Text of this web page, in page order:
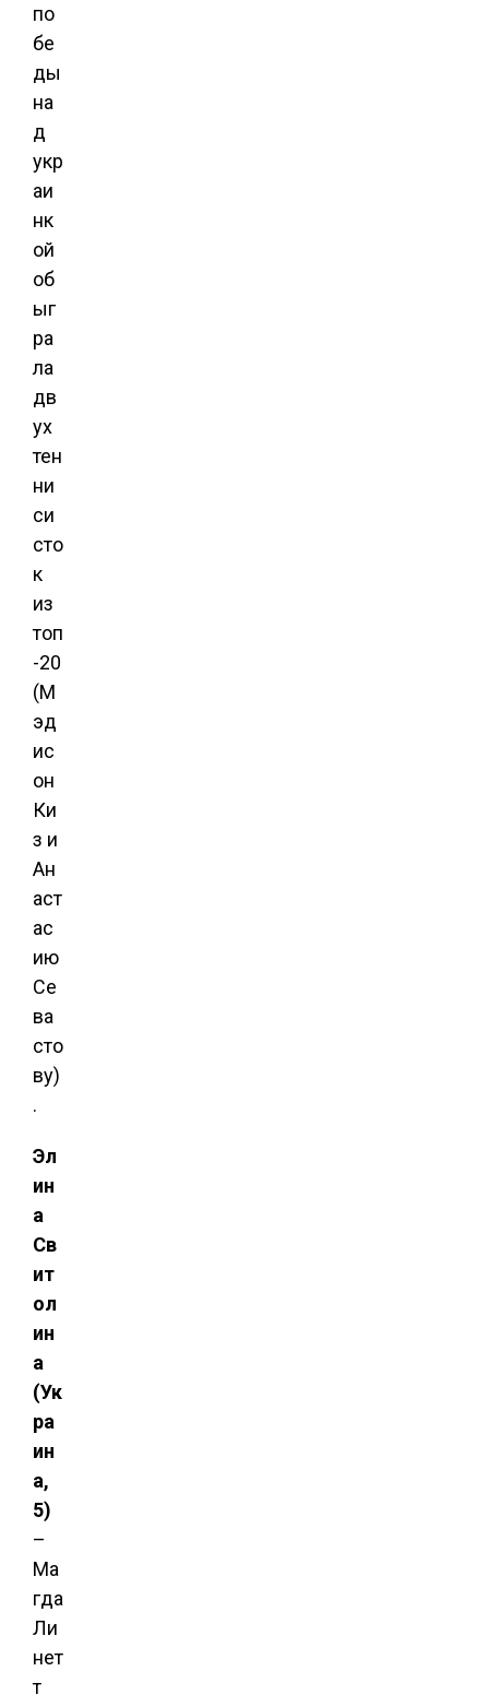
по
бе
ды
на
д
укр
аи
нк
ой
об
ыг
ра
ла
дв
ух
тен
ни
си
сто
к
из
топ
-20
(М
эд
ис
он
Ки
з и
Ан
аст
ас
ию
Се
ва
сто
ву)
.
Эл
ин
а
Св
ит
ол
ин
а
(Ук
ра
ин
а,
5)
–
Ма
гда
Ли
нет
т